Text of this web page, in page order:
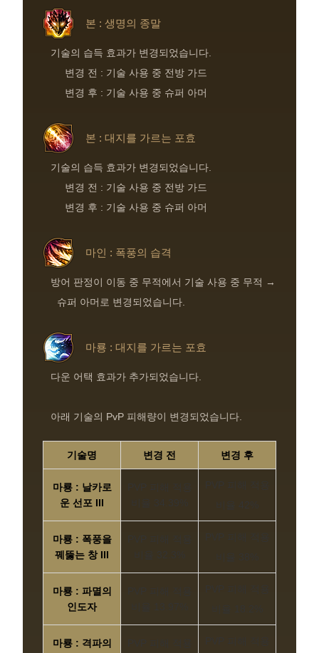
본 : 생명의 종말
기술의 습득 효과가 변경되었습니다.
변경 전 : 기술 사용 중 전방 가드
변경 후 : 기술 사용 중 슈퍼 아머
본 : 대지를 가르는 포효
기술의 습득 효과가 변경되었습니다.
변경 전 : 기술 사용 중 전방 가드
변경 후 : 기술 사용 중 슈퍼 아머
마인 : 폭풍의 습격
방어 판정이 이동 중 무적에서 기술 사용 중 무적 →
슈퍼 아머로 변경되었습니다.
마룡 : 대지를 가르는 포효
다운 어택 효과가 추가되었습니다.
아래 기술의 PvP 피해량이 변경되었습니다.
기술명 변경 전 변경 후
마룡 : 날카로
운 선포 III
마룡 : 폭풍을
꿰뚫는 창 III
마룡 : 파멸의
인도자
마룡 : 격파의